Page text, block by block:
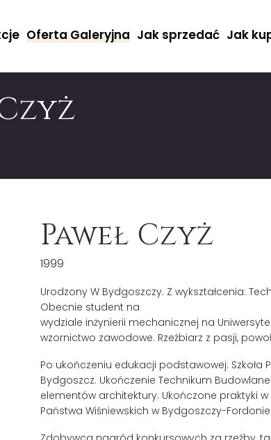
Oferta Galeryjna Jak sprzedać Jak
Paweł Czyż
1999
Urodzony W Bydgoszczy. Z wykształcenia:
Obecnie student na
wydziale inżynierii mechanicznej na
wzornictwo zawodowe. Rzeźbiarz z pasji,
Po ukończeniu edukacji podstawowej: Szkoła
Bydgoszcz. Ukończenie Technikum
elementów architektury. Ukończone praktyki w
Państwa Wiśniewskich w Bydgoszczy-